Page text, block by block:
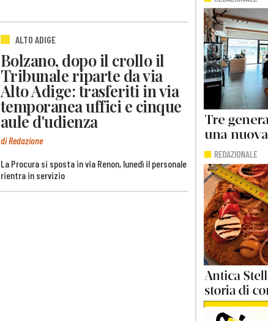
ALTO ADIGE
Bolzano, dopo il crollo il
Tribunale riparte da via
Alto Adige: trasferiti in via
temporanea uffici e cinque
aule d'udienza
di Redazione
La Procura si sposta in via Renon, lunedì il personale
rientra in servizio